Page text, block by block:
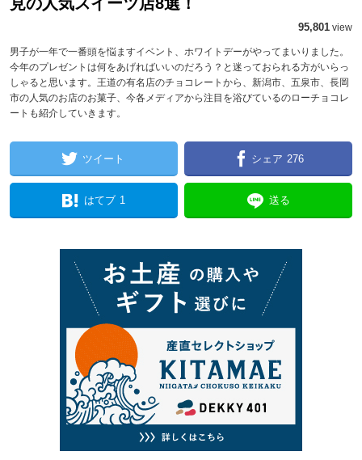
95,801 view
男子が一年で一番頭を悩ますイベント、ホワイトデーがやってまいりました。
今年のプレゼントは何をあげればいいのだろう？と迷っておられる方がいらっ
しゃると思います。王道の有名店のチョコレートから、新潟市、五泉市、長岡
市の人気のお店のお菓子、今各メディアから注目を浴びているのローチョコレ
ートも紹介していきます。
ツイート シェア 276
はてブ 1 送る